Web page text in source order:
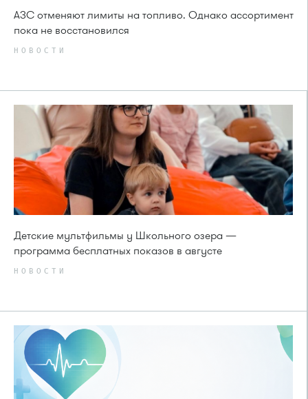
АЗС отменяют лимиты на топливо. Однако ассортимент
пока не восстановился
НОВОСТИ
Детские мультфильмы у Школьного озера —
программа бесплатных показов в августе
НОВОСТИ